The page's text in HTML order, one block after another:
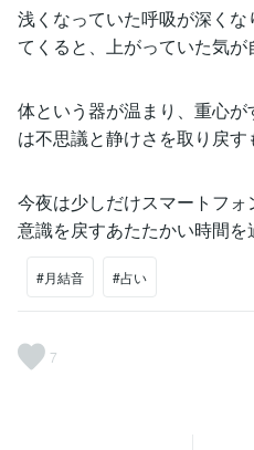
浅くなっていた呼吸が深く
てくると、上がっていた気が
体という器が温まり、重心
は不思議と静けさを取り戻す
今夜は少しだけスマートフ
意識を戻すあたたかい時間を
#月結音 #占い
7